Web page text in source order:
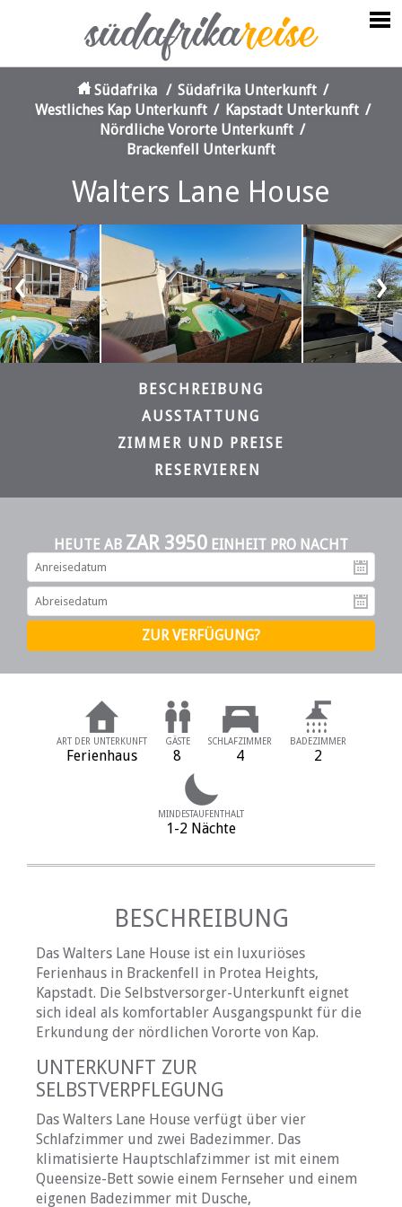
Südafrika / Südafrika Unterkunft /
Westliches Kap Unterkunft / Kapstadt Unterkunft /
Nördliche Vororte Unterkunft /
Brackenfell Unterkunft
Walters Lane House
‹ ›
BESCHREIBUNG
AUSSTATTUNG
ZIMMER UND PREISE
RESERVIEREN
HEUTE AB ZAR 3950 EINHEIT PRO NACHT
ART DER UNTERKUNFT
Ferienhaus
GÄSTE
8
SCHLAFZIMMER
4
BADEZIMMER
2
MINDESTAUFENTHALT
1-2 Nächte
BESCHREIBUNG
Das Walters Lane House ist ein luxuriöses
Ferienhaus in Brackenfell in Protea Heights,
Kapstadt. Die Selbstversorger-Unterkunft eignet
sich ideal als komfortabler Ausgangspunkt für die
Erkundung der nördlichen Vororte von Kap.
UNTERKUNFT ZUR
SELBSTVERPFLEGUNG
Das Walters Lane House verfügt über vier
Schlafzimmer und zwei Badezimmer. Das
klimatisierte Hauptschlafzimmer ist mit einem
Queensize-Bett sowie einem Fernseher und einem
eigenen Badezimmer mit Dusche,